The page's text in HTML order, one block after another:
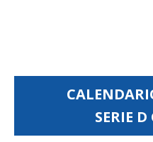
SERIE